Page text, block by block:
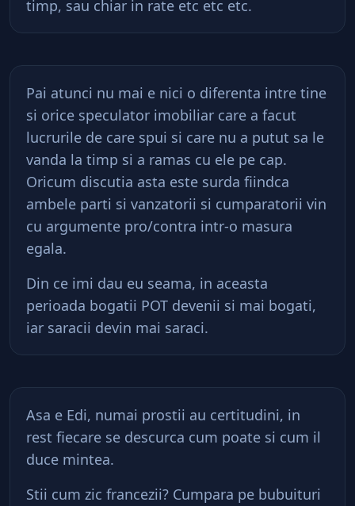
timp, sau chiar in rate etc etc etc.
Pai atunci nu mai e nici o diferenta intre tine
si orice speculator imobiliar care a facut
lucrurile de care spui si care nu a putut sa le
vanda la timp si a ramas cu ele pe cap.
Oricum discutia asta este surda fiindca
ambele parti si vanzatorii si cumparatorii vin
cu argumente pro/contra intr-o masura
egala.
Din ce imi dau eu seama, in aceasta
perioada bogatii POT devenii si mai bogati,
iar saracii devin mai saraci.
Asa e Edi, numai prostii au certitudini, in
rest fiecare se descurca cum poate si cum il
duce mintea.
Stii cum zic francezii? Cumpara pe bubuituri